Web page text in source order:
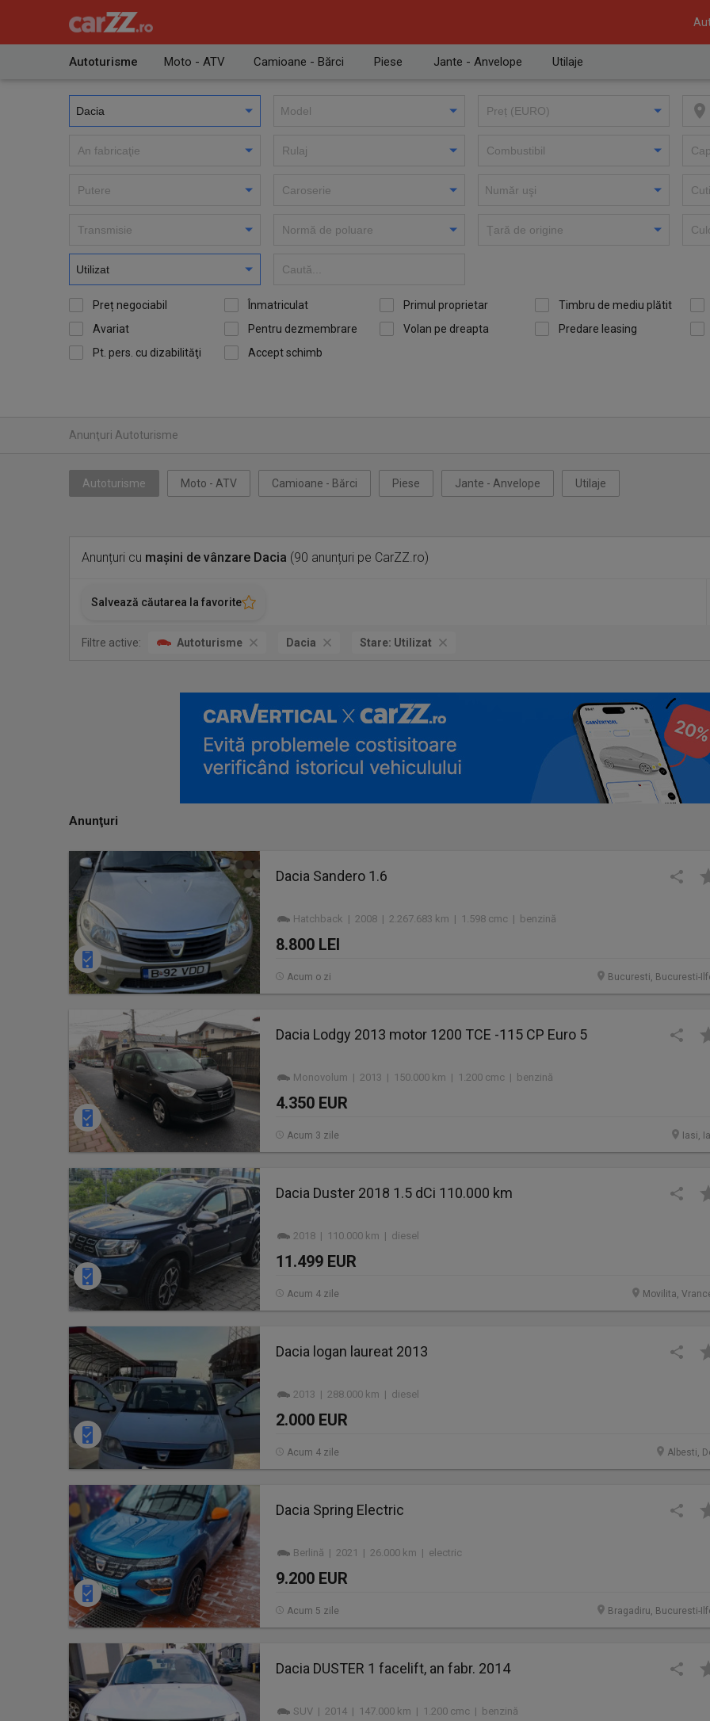
Autoturisme Moto - ATV Camioane - Bărci Piese Jante - Anvelope Utilaje
Preț negociabil Înmatriculat Primul proprietar Timbru de mediu plătit
Avariat
Pentru dezmembrare Volan pe dreapta Predare leasing
Pt. pers. cu dizabilităţi
Accept schimb
Anunţuri Autoturisme
Autoturisme Moto - ATV Camioane - Bărci Piese Jante - Anvelope Utilaje
Anunțuri cu mașini de vânzare Dacia (90 anunțuri pe CarZZ.ro)
Salvează căutarea la favorite
Filtre active: Autoturisme Dacia Stare: Utilizat
Anunţuri
Dacia Sandero 1.6
Hatchback | 2008 | 2.267.683 km | 1.598 cmc | benzină
8.800 LEI
Bucuresti, Bucuresti-
Acum o zi
Dacia Lodgy 2013 motor 1200 TCE -115 CP Euro 5
Monovolum | 2013 | 150.000 km | 1.200 cmc | benzină
4.350 EUR
Iasi,
Acum 3 zile
Dacia Duster 2018 1.5 dCi 110.000 km
2018 | 110.000 km | diesel
11.499 EUR
Movilita,
Acum 4 zile
Dacia logan laureat 2013
2013 | 288.000 km | diesel
2.000 EUR
Albesti,
Acum 4 zile
Dacia Spring Electric
Berlină | 2021 | 26.000 km | electric
9.200 EUR
Bragadiru, Bucuresti-
Acum 5 zile
Dacia DUSTER 1 facelift, an fabr. 2014
SUV | 2014 | 147.000 km | 1.200 cmc | benzină